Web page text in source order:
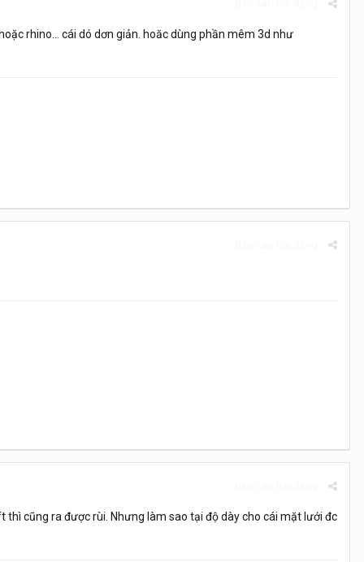
rhino... cái dó dơn giản. hoăc dùng phần mêm 3d như
cũng ra được rùi. Nhưng làm sao tại độ dày cho cái mặt lưới đc